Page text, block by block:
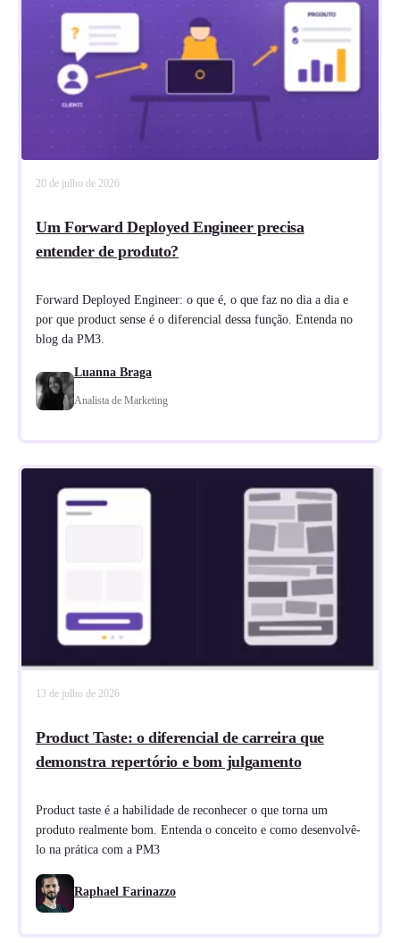
20 de julho de 2026
Um Forward Deployed Engineer precisa
entender de produto?
Forward Deployed Engineer: o que é, o que faz no dia a dia e
por que product sense é o diferencial dessa função. Entenda no
blog da PM3.
Luanna Braga
Analista de Marketing
13 de julho de 2026
Product Taste: o diferencial de carreira que
demonstra repertório e bom julgamento
Product taste é a habilidade de reconhecer o que torna um
produto realmente bom. Entenda o conceito e como desenvolvê-
lo na prática com a PM3
Raphael Farinazzo